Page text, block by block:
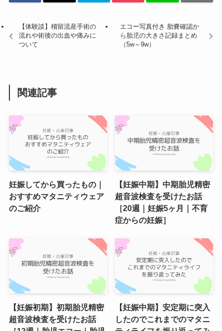
【体験談】稽留流産手術の
流れや術後の出血や痛みに
ついて
エコー写真付き 胎嚢確認か
ら胎児の大きさ記録まとめ
（5w～9w）
関連記事
妊娠してから買ったもの｜
おすすめマタニティウェア
のご紹介
【妊娠中期】中期胎児精密
超音波検査を受けたお話
［20週｜妊娠5ヶ月｜不育
症からの妊娠］
【妊娠初期】初期胎児精密
超音波検査を受けたお話
【妊娠中期】安定期に突入
したのでこれまでのマタニ